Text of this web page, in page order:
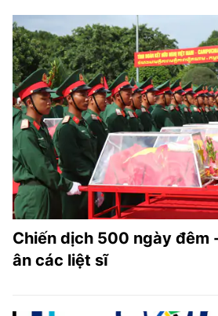
Chiến dịch 500 ngày đêm
ân các liệt sĩ